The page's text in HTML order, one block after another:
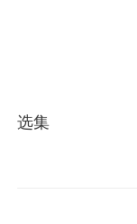
选集